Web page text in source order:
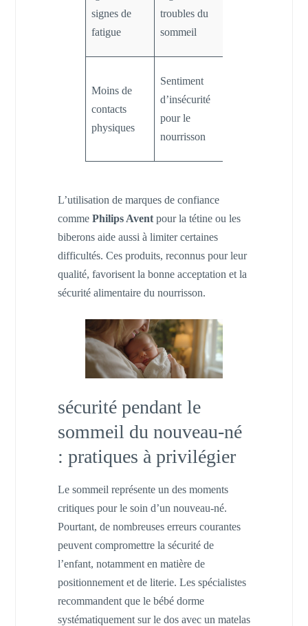
signes de
fatigue
troubles du
sommeil
Moins de
contacts
physiques
Sentiment
d’insécurité
pour le
nourrisson
L’utilisation de marques de confiance
comme Philips Aventpour la tétine ou les
biberons aide aussi à limiter certaines
difficultés. Ces produits, reconnus pour leur
qualité, favorisent la bonne acceptation et la
sécurité alimentaire du nourrisson.
sécurité pendant le
sommeil du nouveau-né
: pratiques à privilégier
Le sommeil représente un des moments
critiques pour le soin d’un nouveau-né.
Pourtant, de nombreuses erreurs courantes
peuvent compromettre la sécurité de
l’enfant, notamment en matière de
positionnement et de literie. Les spécialistes
recommandent que le bébé dorme
systématiquement sur le dos avec un matelas